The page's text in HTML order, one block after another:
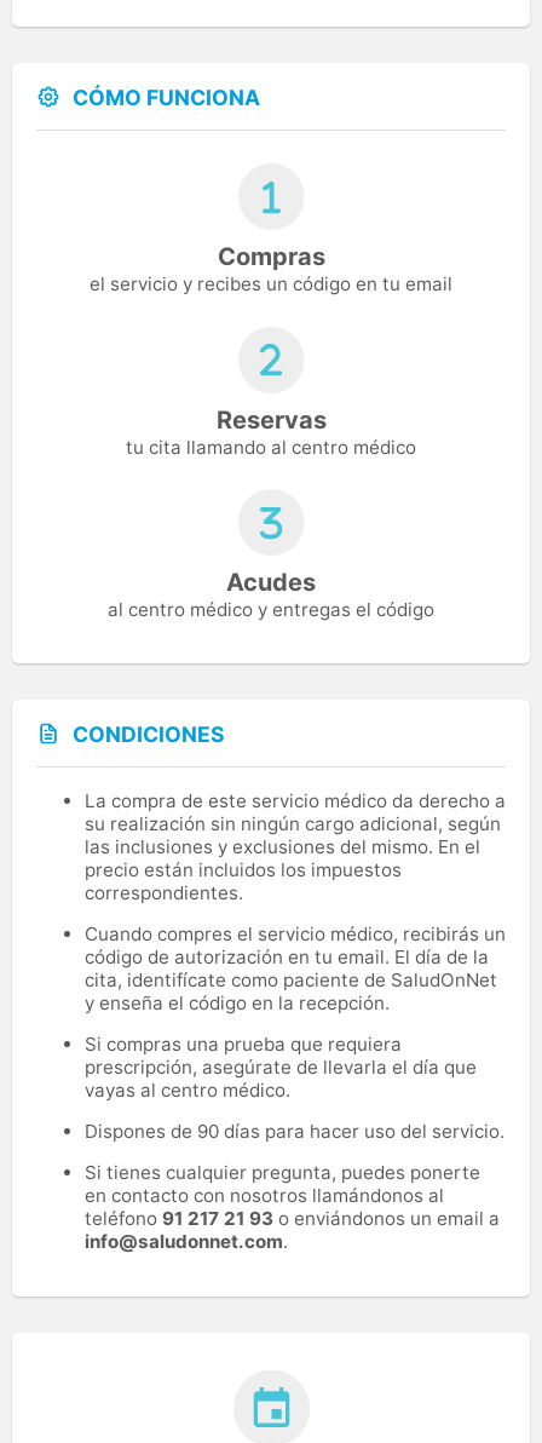
CÓMO FUNCIONA
Compras
el servicio y recibes un código en tu email
Reservas
tu cita llamando al centro médico
Acudes
al centro médico y entregas el código
CONDICIONES
La compra de este servicio médico da derecho a
su realización sin ningún cargo adicional, según
las inclusiones y exclusiones del mismo. En el
precio están incluidos los impuestos
correspondientes.
Cuando compres el servicio médico, recibirás un
código de autorización en tu email. El día de la
cita, identifícate como paciente de SaludOnNet
y enseña el código en la recepción.
Si compras una prueba que requiera
prescripción, asegúrate de llevarla el día que
vayas al centro médico.
Dispones de 90 días para hacer uso del servicio.
Si tienes cualquier pregunta, puedes ponerte
en contacto con nosotros llamándonos al
teléfono 91 217 21 93 o enviándonos un email a
info@saludonnet.com.